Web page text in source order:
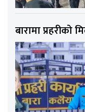
बारामा प्रहरीको